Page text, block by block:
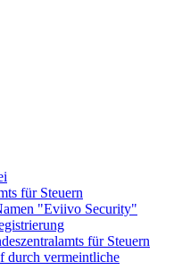
für Steuern
"Eviivo Security"
für Steuern
durch vermeintliche